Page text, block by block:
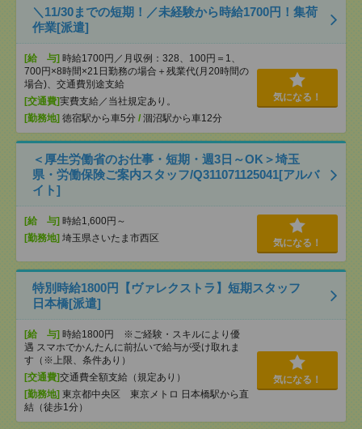
＼11/30までの短期！／未経験から時給1700円！集荷
作業[派遣]
[給 与] 時給1700円／月収例：328、100円＝1、
700円×8時間×21日勤務の場合＋残業代(月20時間の
場合)、交通費別途支給
[交通費]実費支給／当社規定あり。
[勤務地] 徳宿駅から車5分 / 涸沼駅から車12分
気になる！
＜厚生労働省のお仕事・短期・週3日～OK＞埼玉
県・労働保険ご案内スタッフ/Q311071125041[アルバ
イト]
[給 与] 時給1,600円～
[勤務地] 埼玉県さいたま市西区 気になる！
特別時給1800円【ヴァレクストラ】短期スタッフ
日本橋[派遣]
[給 与] 時給1800円 ※ご経験・スキルにより優
遇 スマホでかんたんに前払いで給与が受け取れま
す（※上限、条件あり）
[交通費]交通費全額支給（規定あり）
[勤務地] 東京都中央区 東京メトロ 日本橋駅から直
結（徒歩1分）
気になる！